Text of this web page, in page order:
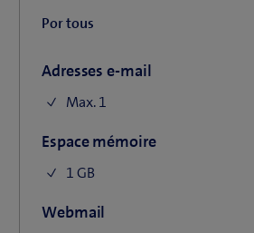
Por tous
Adresses e-mail
Max. 1
Espace mémoire
1 GB
Webmail